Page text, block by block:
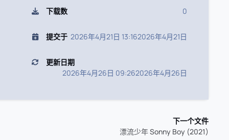
下载数 0
提交于 2026年4月21日 13:162026年4月21日
更新日期
2026年4月26日 09:262026年4月26日
下一个文件
漂流少年 Sonny Boy (2021)